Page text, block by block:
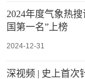
2024年度气象热
国第一名”上榜
2024-12-31
深视频 | 史上首次